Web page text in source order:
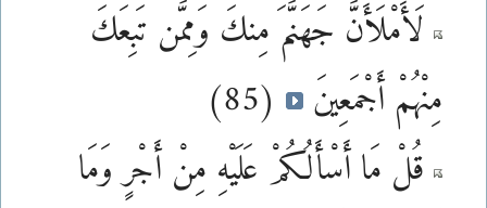
لَأَمْلَأَنَّ جَهَنَّمَ مِنكَ وَمِمَّن تَبِعَكَ
مِنْهُمْ أَجْمَعِينَ
(85)
قُلْ مَا أَسْأَلُكُمْ عَلَيْهِ مِنْ أَجْرٍ وَمَا